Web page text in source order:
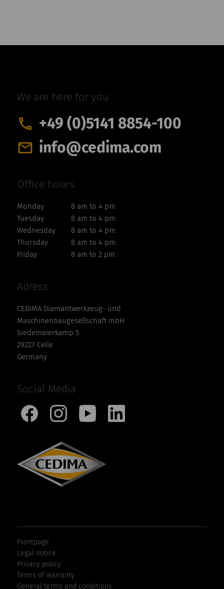
We are here for you
+49 (0)5141 8854-100
info@cedima.com
Office hours
Monday
8 am to 4 pm.
Tuesday
8 am to 4 pm.
Wednesday
8 am to 4 pm.
Thursday
8 am to 4 pm.
Friday
8 am to 2 pm.
Adress
CEDIMA Diamantwerkzeug- und
Maschinenbaugesellschaft mbH
Siedemeierkamp 5
29227 Celle
Germany
Social Media
Frontpage
Legal notice
Privacy policy
Terms of warranty
General terms and conditions